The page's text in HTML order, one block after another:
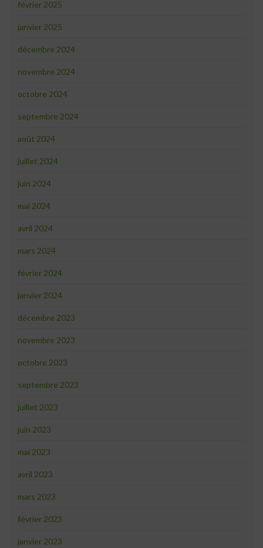
février 2025
janvier 2025
décembre 2024
novembre 2024
octobre 2024
septembre 2024
août 2024
juillet 2024
juin 2024
mai 2024
avril 2024
mars 2024
février 2024
janvier 2024
décembre 2023
novembre 2023
octobre 2023
septembre 2023
juillet 2023
juin 2023
mai 2023
avril 2023
mars 2023
février 2023
janvier 2023